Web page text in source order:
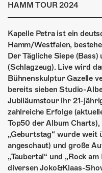
ÜBER UNS
GÖNNEREI
SHOP
HAMM TOUR 2024
Kapelle Petra ist ein
Hamm/Westfalen,
Der Tägliche Siepe
(Schlagzeug). Live wird
Bühnenskulptur Gazelle
bereits sieben Studio-
Jubiläumstour ihr 21-
zahlreiche Erfolge
Top50 der Album
„Geburtstag“ wurde weit
angeschaut) und große
„Taubertal“ und „Rock
diversen Joko&Klaas-